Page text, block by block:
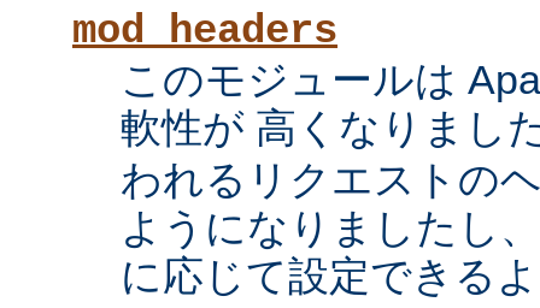
mod_headers
このモジュールは
軟性が 高くなりまし
われるリクエストの
ようになりましたし
に応じて設定できる